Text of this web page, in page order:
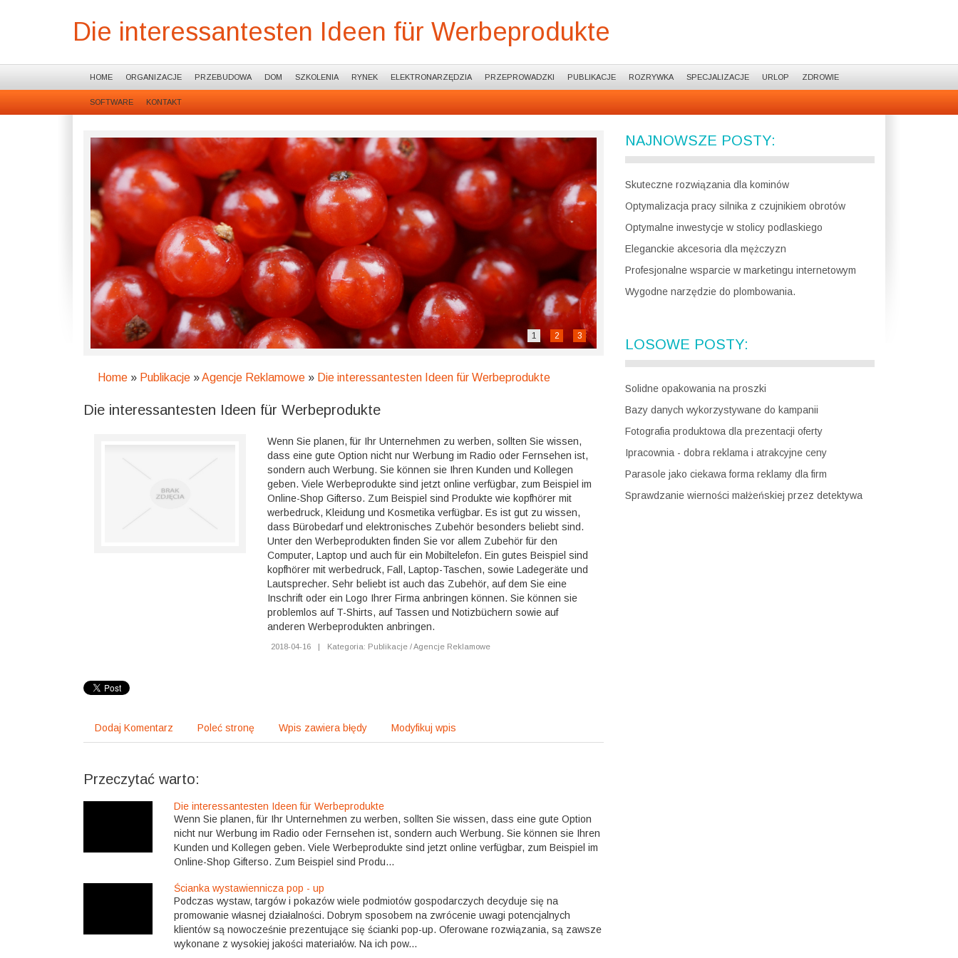
Die interessantesten Ideen für Werbeprodukte
HOME ORGANIZACJE PRZEBUDOWA DOM SZKOLENIA RYNEK ELEKTRONARZĘDZIA PRZEPROWADZKI PUBLIKACJE ROZRYWKA SPECJALIZACJE URLOP ZDROWIE
SOFTWARE KONTAKT
1 2 3
Home » Publikacje »Agencje Reklamowe » Die interessantesten Ideen für Werbeprodukte
Die interessantesten Ideen für Werbeprodukte
Wenn Sie planen, für Ihr Unternehmen zu werben, sollten Sie wissen,
dass eine gute Option nicht nur Werbung im Radio oder Fernsehen ist,
sondern auch Werbung. Sie können sie Ihren Kunden und Kollegen
geben. Viele Werbeprodukte sind jetzt online verfügbar, zum Beispiel im
Online-Shop Gifterso. Zum Beispiel sind Produkte wie kopfhörer mit
werbedruck, Kleidung und Kosmetika verfügbar. Es ist gut zu wissen,
dass Bürobedarf und elektronisches Zubehör besonders beliebt sind.
Unter den Werbeprodukten finden Sie vor allem Zubehör für den
Computer, Laptop und auch für ein Mobiltelefon. Ein gutes Beispiel sind
kopfhörer mit werbedruck, Fall, Laptop-Taschen, sowie Ladegeräte und
Lautsprecher. Sehr beliebt ist auch das Zubehör, auf dem Sie eine
Inschrift oder ein Logo Ihrer Firma anbringen können. Sie können sie
problemlos auf T-Shirts, auf Tassen und Notizbüchern sowie auf
anderen Werbeprodukten anbringen.
2018-04-16 | Kategoria: Publikacje / Agencje Reklamowe
Dodaj Komentarz Poleć stronę Wpis zawiera błędy Modyfikuj wpis
Przeczytać warto:
Die interessantesten Ideen für Werbeprodukte
Wenn Sie planen, für Ihr Unternehmen zu werben, sollten Sie wissen, dass eine gute Option
nicht nur Werbung im Radio oder Fernsehen ist, sondern auch Werbung. Sie können sie Ihren
Kunden und Kollegen geben. Viele Werbeprodukte sind jetzt online verfügbar, zum Beispiel im
Online-Shop Gifterso. Zum Beispiel sind Produ...
Ścianka wystawiennicza pop - up
Podczas wystaw, targów i pokazów wiele podmiotów gospodarczych decyduje się na
promowanie własnej działalności. Dobrym sposobem na zwrócenie uwagi potencjalnych
klientów są nowocześnie prezentujące się ścianki pop-up. Oferowane rozwiązania, są zawsze
wykonane z wysokiej jakości materiałów. Na ich pow...
NAJNOWSZE POSTY:
Skuteczne rozwiązania dla kominów
Optymalizacja pracy silnika z czujnikiem obrotów
Optymalne inwestycje w stolicy podlaskiego
Eleganckie akcesoria dla mężczyzn
Profesjonalne wsparcie w marketingu internetowym
Wygodne narzędzie do plombowania.
LOSOWE POSTY:
Solidne opakowania na proszki
Bazy danych wykorzystywane do kampanii
Fotografia produktowa dla prezentacji oferty
Ipracownia - dobra reklama i atrakcyjne ceny
Parasole jako ciekawa forma reklamy dla firm
Sprawdzanie wierności małżeńskiej przez detektywa